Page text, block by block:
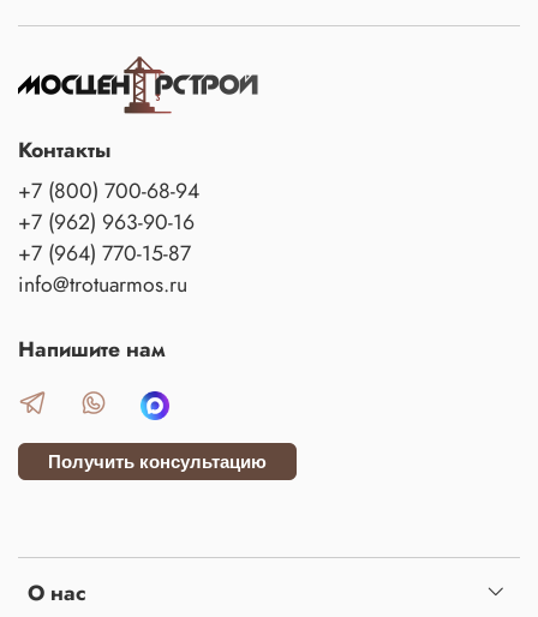
О нас
Контакты
+7 (800) 700-68-94
+7 (962) 963-90-16
+7 (964) 770-15-87
info@trotuarmos.ru
Напишите нам
Получить консультацию